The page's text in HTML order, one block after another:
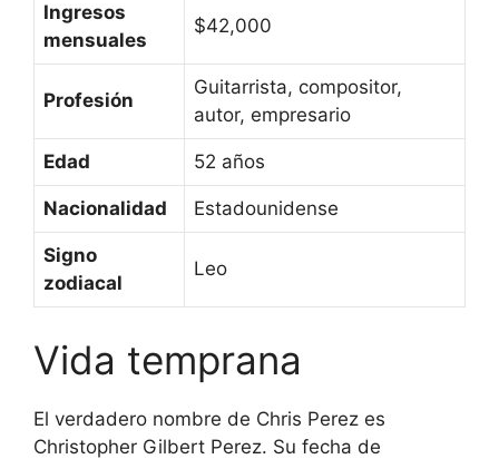
Ingresos
mensuales
$42,000
Profesión
Guitarrista, compositor,
autor, empresario
Edad 52 años
Nacionalidad Estadounidense
Signo
zodiacal
Leo
Vida temprana
El verdadero nombre de Chris Perez es
Christopher Gilbert Perez. Su fecha de